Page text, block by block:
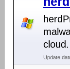
cloud.
Update